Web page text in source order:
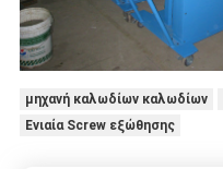
μηχανή καλωδίων καλωδίων
Ενιαία Screw εξώθησης